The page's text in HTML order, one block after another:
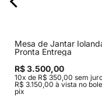
Mesa de Jantar
Pronta Entrega
R$ 3.500,00
10x de R$ 350,00 sem
R$ 3.150,00 à vista no
pix